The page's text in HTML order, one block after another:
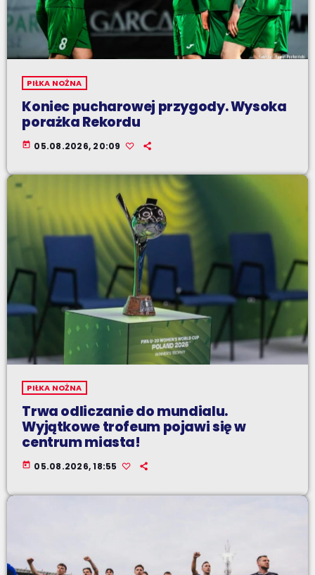
PIŁKA NOŻNA
Koniec pucharowej przygody. Wysoka
porażka Rekordu
today 05.08.2026, 20:09
PIŁKA NOŻNA
Trwa odliczanie do mundialu.
Wyjątkowe trofeum pojawi się w
centrum miasta!
today 05.08.2026, 18:55